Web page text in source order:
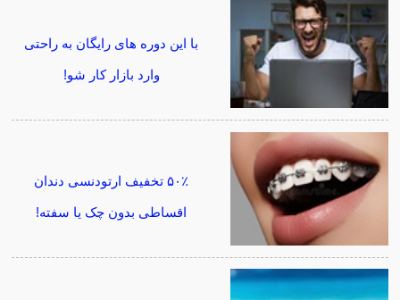
با این دوره های رایگان به راحتی
وارد بازار کار شو!
۵۰٪ تخفیف ارتودنسی دندان
اقساطی بدون چک یا سفته!